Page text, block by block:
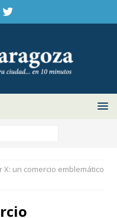
X: un comercio emblemático